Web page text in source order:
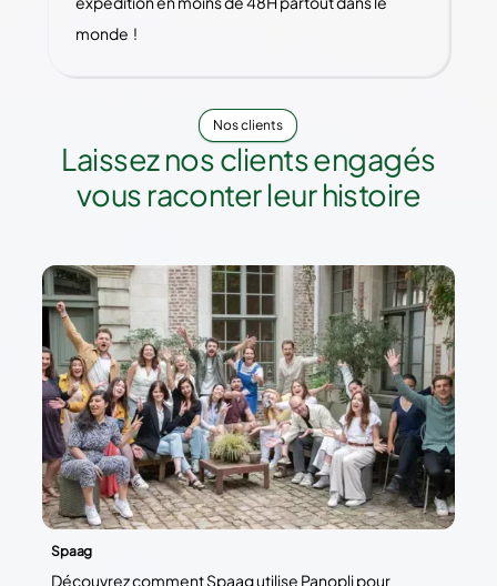
monde !
Nos clients
Laissez nos clients engagés
vous raconter leur histoire
Spaag
Découvrez comment Spaag utilise Panopli pour